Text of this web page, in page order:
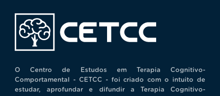
O Centro de Estudos em Terapia Cognitivo-
Comportamental - CETCC - foi criado com o intuito de
estudar, aprofundar e difundir a Terapia Cognitivo-